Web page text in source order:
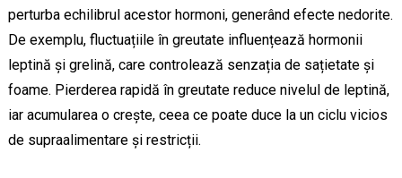
perturba echilibrul acestor hormoni, generând efecte nedorite.
De exemplu, fluctuațiile în greutate influențează hormonii
leptină și grelină, care controlează senzația de sațietate și
foame. Pierderea rapidă în greutate reduce nivelul de leptină,
iar acumularea o crește, ceea ce poate duce la un ciclu vicios
de supraalimentare și restricții.